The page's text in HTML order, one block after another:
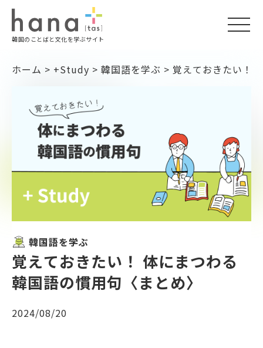
韓国のことばと文化を学ぶサイト
ホーム > +Study > 韓国語を学ぶ > 覚えておきたい！
韓国語を学ぶ
覚えておきたい！ 体にまつわる
韓国語の慣用句〈まとめ〉
2024/08/20